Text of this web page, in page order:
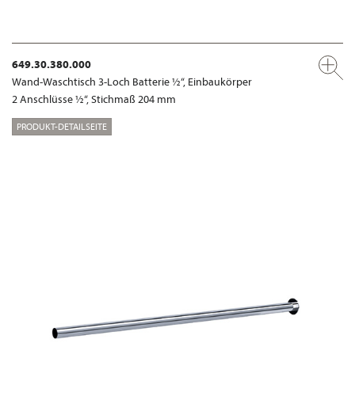
649.30.380.000
Wand-Waschtisch 3-Loch Batterie ½“, Einbaukörper
2 Anschlüsse ½“, Stichmaß 204 mm
PRODUKT-DETAILSEITE